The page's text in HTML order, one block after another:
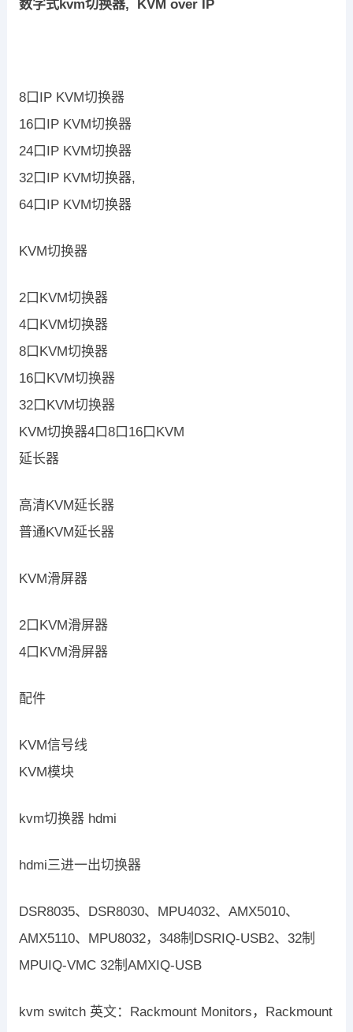
数字式kvm切换器, KVM over IP
8口IP KVM切换器
16口IP KVM切换器
24口IP KVM切换器
32口IP KVM切换器,
64口IP KVM切换器
KVM切换器
2口KVM切换器
4口KVM切换器
8口KVM切换器
16口KVM切换器
32口KVM切换器
KVM切换器4口8口16口KVM
延长器
高清KVM延长器
普通KVM延长器
KVM滑屏器
2口KVM滑屏器
4口KVM滑屏器
配件
KVM信号线
KVM模块
kvm切换器 hdmi
hdmi三进一出切换器
DSR8035、DSR8030、MPU4032、AMX5010、
AMX5110、MPU8032，348制DSRIQ-USB2、32制
MPUIQ-VMC 32制AMXIQ-USB
kvm switch 英文：Rackmount Monitors，Rackmount